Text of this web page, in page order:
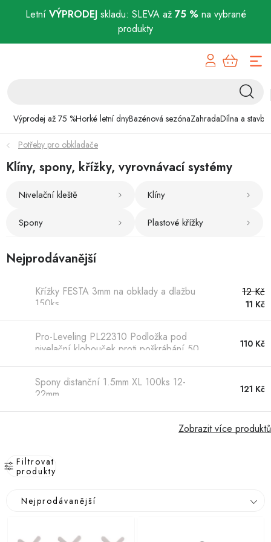
Letní VÝPRODEJskladu: SLEVA až 75 % na vybrané
produkty
Výprodej až 75 %Horké letní dnyBazénová sezónaZahradaDílna a stavba
Bazénová sezóna
Zahrada
Dílna a stavba
Dětské zboží a hračky
Novinky
World Cleanup Day
Akční ceny
Obchodní podmínky
Obchodní podmínky pro podnikatele
Potřeby pro obkladače
Klíny, spony, křížky, vyrovnávací systémy
Nivelační kleště Klíny
Spony Plastové křížky
Nejprodávanější
Křížky FESTA 3mm na obklady a dlažbu
150ks
12 Kč
11 Kč
Pro-Leveling PL22310 Podložka pod
nivelační klobouček proti poškrábání 50
110 Kč
Spony distanční 1.5mm XL 100ks 12-
22mm
121 Kč
Zobrazit více produktů
Filtrovat
produkty
Nejprodávanější